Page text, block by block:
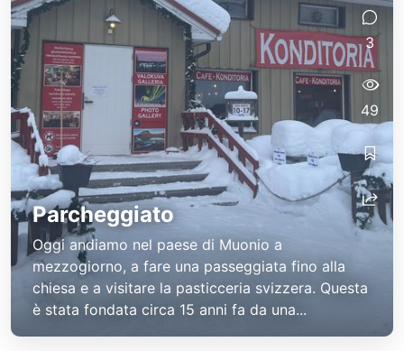
Parcheggiato
Oggi andiamo nel paese di Muonio a
mezzogiorno, a fare una passeggiata fino alla
chiesa e a visitare la pasticceria svizzera. Questa
è stata fondata circa 15 anni fa da una...
3
49